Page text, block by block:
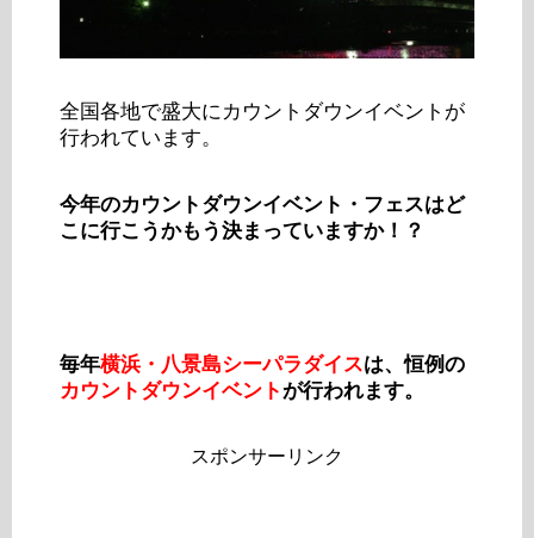
全国各地で盛大にカウントダウンイベントが
行われています。
今年のカウントダウンイベント・フェスはど
こに行こうかもう決まっていますか！？
毎年横浜・八景島シーパラダイスは、恒例の
カウントダウンイベントが行われます。
スポンサーリンク